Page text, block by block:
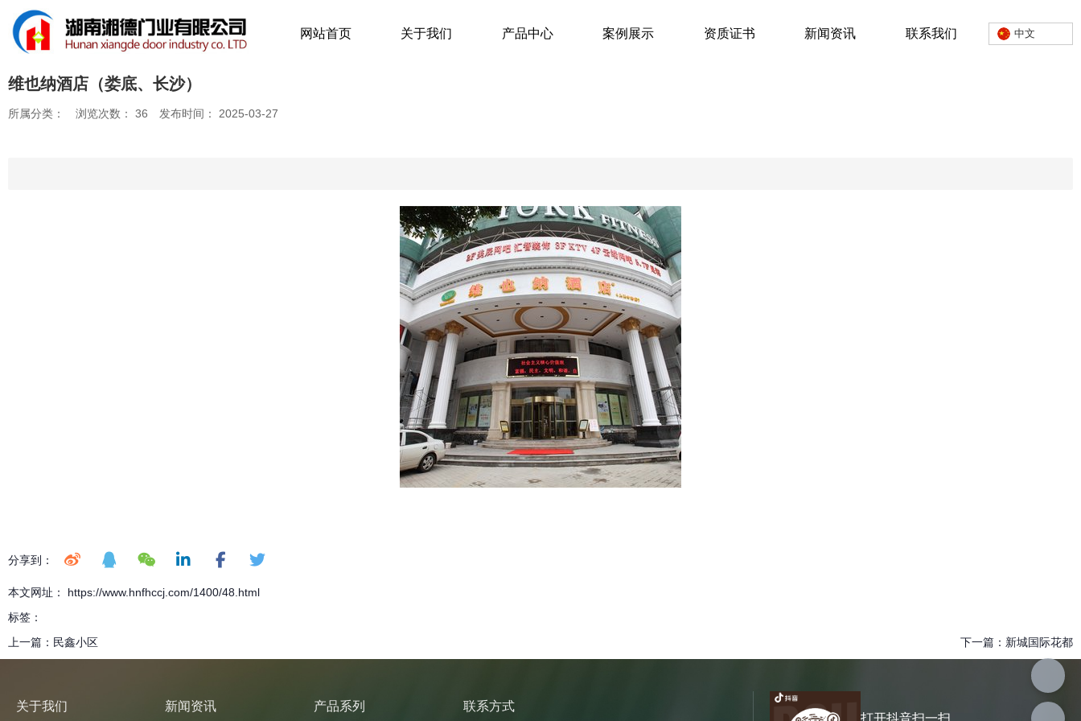
网站首页 关于我们 产品中心 案例展示 资质证书 新闻资讯 联系我们 中文
维也纳酒店（娄底、长沙）
所属分类： 浏览次数： 36 发布时间： 2025-03-27
分享到：
本文网址： https://www.hnfhccj.com/1400/48.html
标签：
上一篇： 民鑫小区 下一篇： 新城国际花都
关于我们 新闻资讯 产品系列
联系方式
打开抖音扫一扫